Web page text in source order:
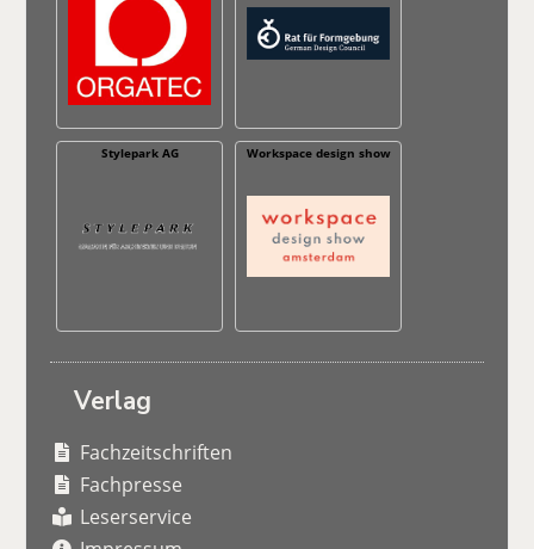
Stylepark AG Workspace design show
Verlag
Fachzeitschriften
Fachpresse
Leserservice